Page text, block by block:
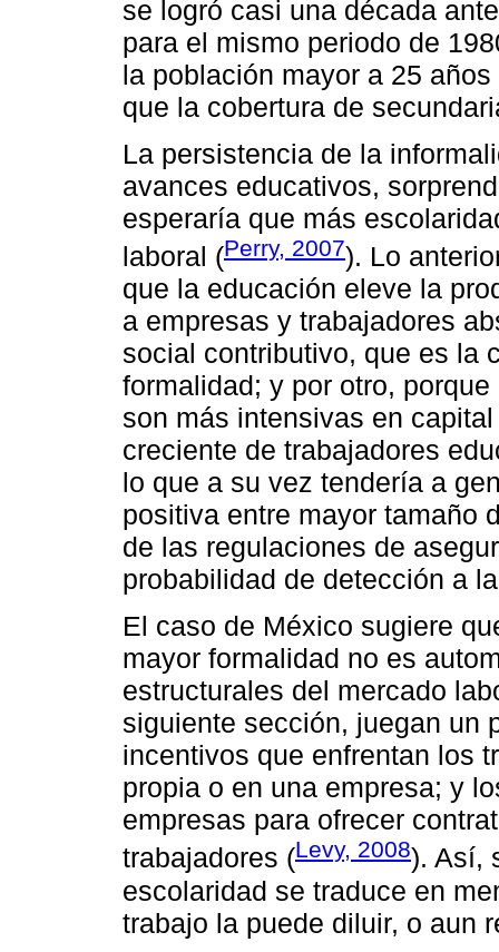
se logró casi una década
para el mismo periodo de
la población mayor a 25
que la cobertura de
La persistencia de la
avances educativos,
esperaría que más
laboral (Perry, 2007). Lo
que la educación eleve la
a empresas y trabajadores
social contributivo, que es la
formalidad; y por otro,
son más intensivas en
creciente de trabajadores
lo que a su vez tendería a
positiva entre mayor tamaño
de las regulaciones de
probabilidad de detección a
El caso de México sugiere
mayor formalidad no es
estructurales del mercado
siguiente sección, juegan un
incentivos que enfrentan los
propia o en una empresa; y
empresas para ofrecer
trabajadores (Levy, 2008). Así,
escolaridad se traduce en
trabajo la puede diluir, o aun